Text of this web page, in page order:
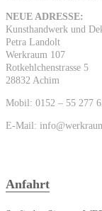
NEUE ADRESSE:
Kunsthandwerk und
Petra Landolt
Werkraum 107
Rotkehlchenstrasse 5
28832 Achim
Mobil: 0152 – 55 277
E-Mail:
Anfahrt